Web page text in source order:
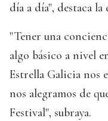
día a día", destaca
"Tener una
algo básico a nivel
Estrella Galicia nos
nos alegramos de
Festival", subraya.